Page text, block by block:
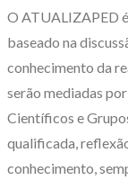
O ATUALIZAPED
baseado na
conhecimento da
serão mediadas
Científicos e
qualificada,
conhecimento,